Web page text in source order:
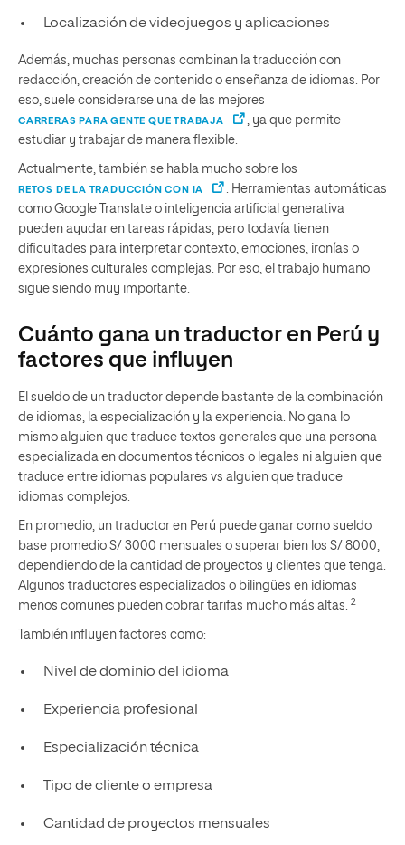
Localización de videojuegos y aplicaciones
Además, muchas personas combinan la traducción con
redacción, creación de contenido o enseñanza de idiomas. Por
eso, suele considerarse una de las mejores
CARRERAS PARA GENTE QUE TRABAJA
, ya que permite
estudiar y trabajar de manera flexible.
Actualmente, también se habla mucho sobre los
RETOS DE LA TRADUCCIÓN CON IA
. Herramientas automáticas
como Google Translate o inteligencia artificial generativa
pueden ayudar en tareas rápidas, pero todavía tienen
dificultades para interpretar contexto, emociones, ironías o
expresiones culturales complejas. Por eso, el trabajo humano
sigue siendo muy importante.
Cuánto gana un traductor en Perú y
factores que influyen
El sueldo de un traductor depende bastante de la combinación
de idiomas, la especialización y la experiencia. No gana lo
mismo alguien que traduce textos generales que una persona
especializada en documentos técnicos o legales ni alguien que
traduce entre idiomas populares vs alguien que traduce
idiomas complejos.
En promedio, un traductor en Perú puede ganar como sueldo
base promedio S/ 3000 mensuales o superar bien los S/ 8000,
dependiendo de la cantidad de proyectos y clientes que tenga.
Algunos traductores especializados o bilingües en idiomas
menos comunes pueden cobrar tarifas mucho más altas. 2
También influyen factores como:
Nivel de dominio del idioma
Experiencia profesional
Especialización técnica
Tipo de cliente o empresa
Cantidad de proyectos mensuales